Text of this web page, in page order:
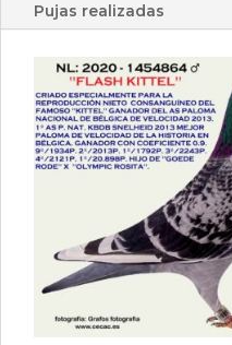
Pujas realizadas